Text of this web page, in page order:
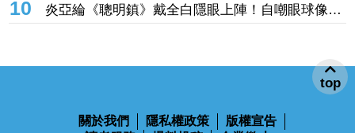
曉玲應該認得字
9
炎亞綸《聰明鎮》戴全白隱眼上陣！自嘲眼球像荔
top